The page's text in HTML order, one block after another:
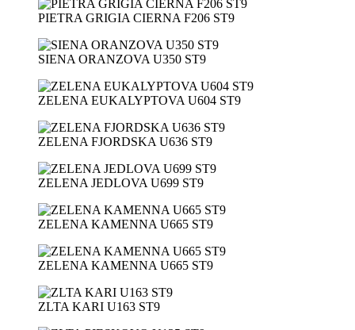
PIETRA GRIGIA CIERNA F206 ST9
SIENA ORANZOVA U350 ST9
ZELENA EUKALYPTOVA U604 ST9
ZELENA FJORDSKA U636 ST9
ZELENA JEDLOVA U699 ST9
ZELENA KAMENNA U665 ST9
ZELENA KAMENNA U665 ST9
ZLTA KARI U163 ST9